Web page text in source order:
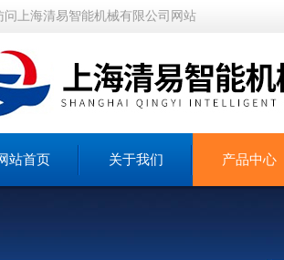
问上海清易智能机械有限公司网站
站首页 关于我们 产品中心